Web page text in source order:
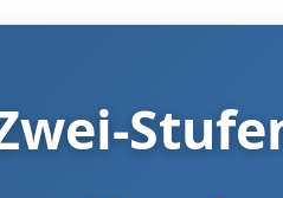
Zwei-